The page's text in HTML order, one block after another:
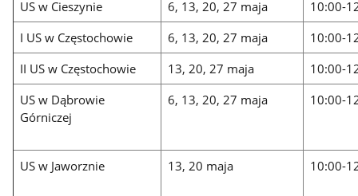
US w Cieszynie
6, 13, 20, 27 maja
10:00-
I US w Częstochowie
6, 13, 20, 27 maja
10:00-
II US w Częstochowie
13, 20, 27 maja
10:00-
US w Dąbrowie
Górniczej
6, 13, 20, 27 maja 10:00-
US w Jaworznie 13, 20 maja 10:00-